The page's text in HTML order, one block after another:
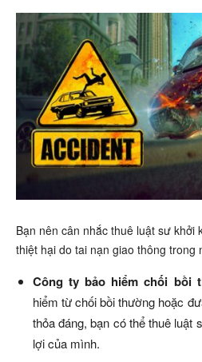
Bạn nên cân nhắc thuê luật sư khởi
thiệt hại do tai nạn giao thông trong
Công ty bảo hiểm chối bồi
hiểm từ chối bồi thường hoặc
thỏa đáng, bạn có thể thuê luật
lợi của mình.